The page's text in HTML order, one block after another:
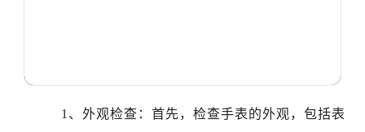
1、外观检查：首先，检查手表的外观，包括表